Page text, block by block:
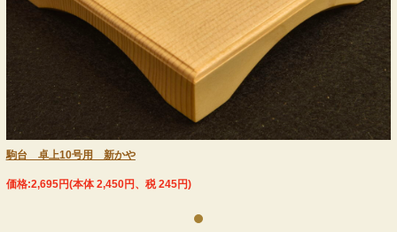
No.3
駒台 卓上10号用 新かや
価格:2,695円(本体 2,450円、税 245円)